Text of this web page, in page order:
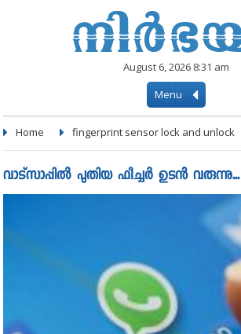
August 6, 2026 8:31 am
Menu
Home fingerprint sensor lock and unlock
വാട്സാപ്പിൽ പുതിയ ഫീച്ചർ ഉടൻ വരുന്നു...